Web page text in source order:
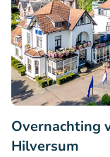
Overnachting
Hilversum